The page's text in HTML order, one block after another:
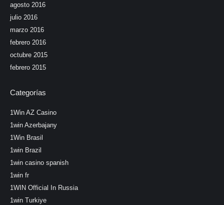
agosto 2016
julio 2016
marzo 2016
febrero 2016
octubre 2015
febrero 2015
Categorías
1Win AZ Casino
1win Azerbajany
1Win Brasil
1win Brazil
1win casino spanish
1win fr
1WIN Official In Russia
1win Turkiye